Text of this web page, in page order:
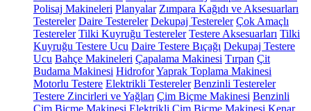
Polisaj Makineleri Planyalar Zımpara Kağıdı ve Aksesuarları
Testereler Daire Testereler Dekupaj Testereler Çok Amaçlı
Testereler Tilki Kuyruğu Testereler Testere Aksesuarları Tilki
Kuyruğu Testere Ucu Daire Testere Bıçağı Dekupaj Testere
Ucu Bahçe Makineleri Çapalama Makinesi Tırpan Çit
Budama Makinesi HidroforYaprak Toplama Makinesi
Motorlu Testere Elektrikli Testereler Benzinli Testereler
Testere Zincirleri ve Yağları Çim Biçme Makinesi Benzinli
Çim Biçme Makinesi Elektrikli Çim Biçme Makinesi Kenar